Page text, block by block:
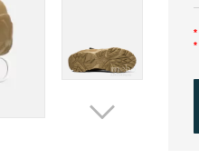
*
*